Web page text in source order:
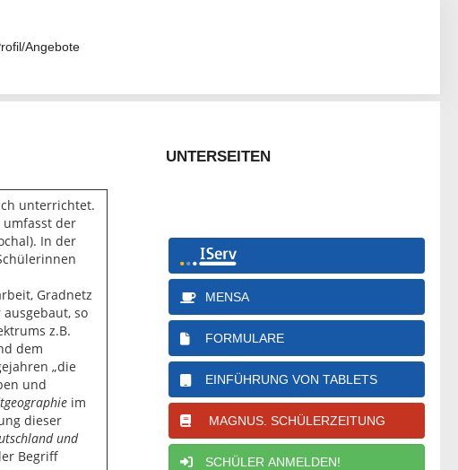
Angebote
unterrichtet.
umfasst der
In der
Gradnetz
so
z.B.
dem
„die
und
im
dieser
und
Begriff
UNTERSEITEN
MENSA
FORMULARE
EINFÜHRUNG VON TABLETS
MAGNUS. SCHÜLERZEITUNG
SCHÜLER ANMELDEN!